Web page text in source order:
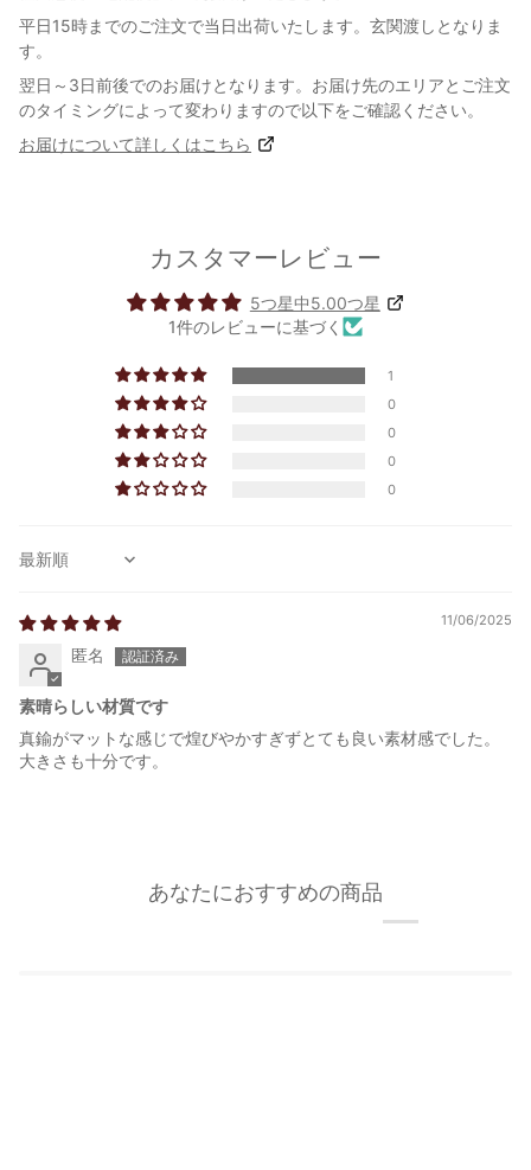
平日15時までのご注文で当日出荷いたします。玄関渡しとなりま
す。
翌日～3日前後でのお届けとなります。お届け先のエリアとご注文
のタイミングによって変わりますので以下をご確認ください。
お届けについて詳しくはこちら
カスタマーレビュー
5つ星中5.00つ星
1件のレビューに基づく
1
0
0
0
0
Sort by
11/06/2025
匿名
素晴らしい材質です
真鍮がマットな感じで煌びやかすぎずとても良い素材感でした。
大きさも十分です。
あなたにおすすめの商品